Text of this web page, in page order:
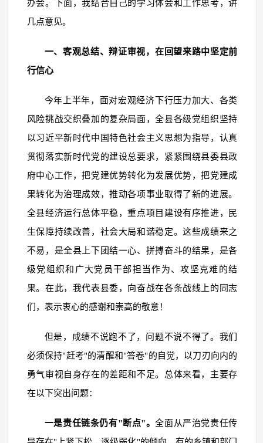
办会。下面，我结合自己的学习体会和工作思考，讲
几点意见。
一、客观总结、辩证审视，在回望来路中坚定前
行信心
今年上半年，面对宏观经济下行压力加大、各类
风险挑战交织叠加的复杂局面，全县各级党组织坚持
以习近平新时代中国特色社会主义思想为指导，认真
贯彻落实新时代党的建设总要求，紧紧围绕县委县政
府中心工作，把党建优势转化为发展优势，把党建成
果转化为治理成效，推动各项事业取得了新的进展。
全县经济运行总体平稳，重点项目建设有序推进，民
生保障持续改善，社会大局和谐稳定。这些成绩来之
不易，是全县上下团结一心、拼搏奋斗的结果，是各
级党组织和广大党员干部担当作为、攻坚克难的结
果。在此，我代表县委，向奋战在各条战线上的同志
们，表示衷心的感谢和崇高的敬意！
但是，成绩不说跑不了，问题不说不得了。我们
必须保持"赶考"的清醒和"答卷"的自觉，以刀刃向内的
勇气审视自身存在的差距和不足。总体来看，主要存
在以下突出问题：
一是责任链条仍有"断点"。全面从严治党责任传